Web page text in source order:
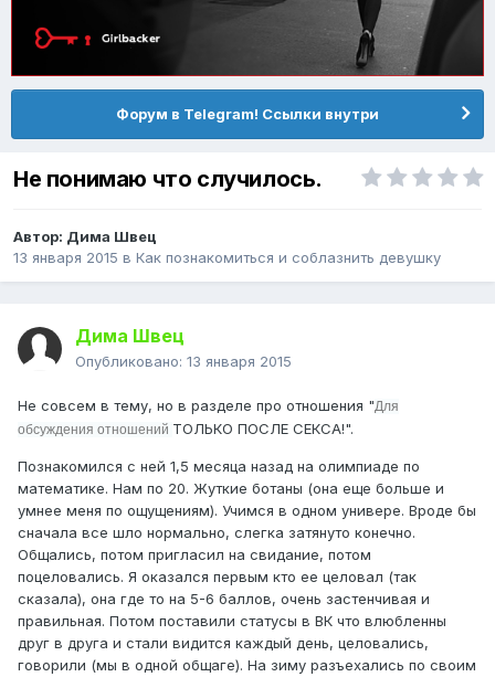
Форум в Telegram! Ссылки внутри
Не понимаю что случилось.
Автор: Дима Швец
13 января 2015 в Как познакомиться и соблазнить девушку
Дима Швец
Опубликовано: 13 января 2015
Не совсем в тему, но в разделе про отношения "Для
обсуждения отношений ТОЛЬКО ПОСЛЕ СЕКСА!".
Познакомился с ней 1,5 месяца назад на олимпиаде по
математике. Нам по 20. Жуткие ботаны (она еще больше и
умнее меня по ощущениям). Учимся в одном универе. Вроде бы
сначала все шло нормально, слегка затянуто конечно.
Общались, потом пригласил на свидание, потом
поцеловались. Я оказался первым кто ее целовал (так
сказала), она где то на 5-6 баллов, очень застенчивая и
правильная. Потом поставили статусы в ВК что влюбленны
друг в друга и стали видится каждый день, целовались,
говорили (мы в одной общаге). На зиму разъехались по своим